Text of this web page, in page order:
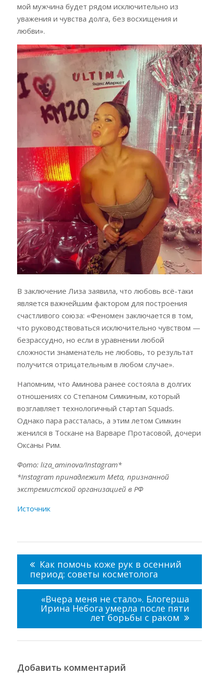
мой мужчина будет рядом исключительно из
уважения и чувства долга, без восхищения и
любви».
В заключение Лиза заявила, что любовь всё-таки
является важнейшим фактором для построения
счастливого союза: «Феномен заключается в том,
что руководствоваться исключительно чувством —
безрассудно, но если в уравнении любой
сложности знаменатель не любовь, то результат
получится отрицательным в любом случае».
Напомним, что Аминова ранее состояла в долгих
отношениях со Степаном Симкиным, который
возглавляет технологичный стартап Squads.
Однако пара рассталась, а этим летом Симкин
женился в Тоскане на Варваре Протасовой, дочери
Оксаны Рим.
Фото: liza_aminova/Instagram*
*Instagram принадлежит Meta, признанной
экстремистской организацией в РФ
Источник
записям
Как помочь коже рук в осенний
период: советы косметолога
«Вчера меня не стало». Блогерша
Ирина Небога умерла после пяти
лет борьбы с раком
Добавить комментарий